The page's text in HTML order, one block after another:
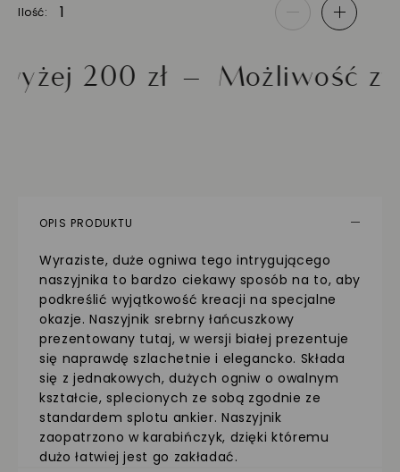
Ilość - +
200 zł Możliwość
OPIS PRODUKTU
Wyraziste, duże ogniwa tego intrygującego
naszyjnika to bardzo ciekawy sposób na to, aby
podkreślić wyjątkowość kreacji na specjalne
okazje. Naszyjnik srebrny łańcuszkowy
prezentowany tutaj, w wersji białej prezentuje
się naprawdę szlachetnie i elegancko. Składa
się z jednakowych, dużych ogniw o owalnym
kształcie, splecionych ze sobą zgodnie ze
standardem splotu ankier. Naszyjnik
zaopatrzono w karabińczyk, dzięki któremu
dużo łatwiej jest go zakładać.